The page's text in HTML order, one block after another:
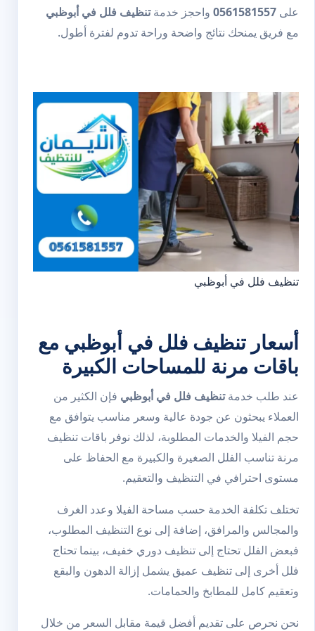
على 0561581557 واحجز خدمةتنظيف فلل في أبوظبي
مع فريق يمنحك نتائج واضحة وراحة تدوم لفترة أطول.
تنظيف فلل في أبوظبي
أسعار تنظيف فلل في أبوظبي مع
باقات مرنة للمساحات الكبيرة
عند طلب خدمةتنظيف فلل في أبوظبي فإن الكثير من
العملاء يبحثون عن جودة عالية وسعر مناسب يتوافق مع
حجم الفيلا والخدمات المطلوبة، لذلك نوفر باقات تنظيف
مرنة تناسب الفلل الصغيرة والكبيرة مع الحفاظ على
مستوى احترافي في التنظيف والتعقيم.
تختلف تكلفة الخدمة حسب مساحة الفيلا وعدد الغرف
والمجالس والمرافق، إضافة إلى نوع التنظيف المطلوب،
فبعض الفلل تحتاج إلى تنظيف دوري خفيف، بينما تحتاج
فلل أخرى إلى تنظيف عميق يشمل إزالة الدهون والبقع
وتعقيم كامل للمطابخ والحمامات.
نحن نحرص على تقديم أفضل قيمة مقابل السعر من خلال